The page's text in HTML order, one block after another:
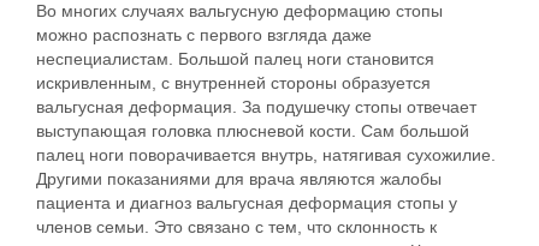
Во многих случаях вальгусную деформацию стопы
можно распознать с первого взгляда даже
неспециалистам. Большой палец ноги становится
искривленным, с внутренней стороны образуется
вальгусная деформация. За подушечку стопы отвечает
выступающая головка плюсневой кости. Сам большой
палец ноги поворачивается внутрь, натягивая сухожилие.
Другими показаниями для врача являются жалобы
пациента и диагноз вальгусная деформация стопы у
членов семьи. Это связано с тем, что склонность к